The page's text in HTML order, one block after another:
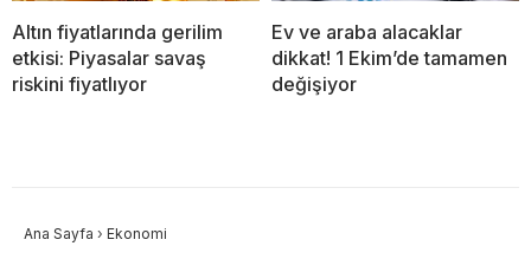
Altın fiyatlarında gerilim
etkisi: Piyasalar savaş
riskini fiyatlıyor
Ev ve araba alacaklar
dikkat! 1 Ekim’de tamamen
değişiyor
Ana Sayfa › Ekonomi